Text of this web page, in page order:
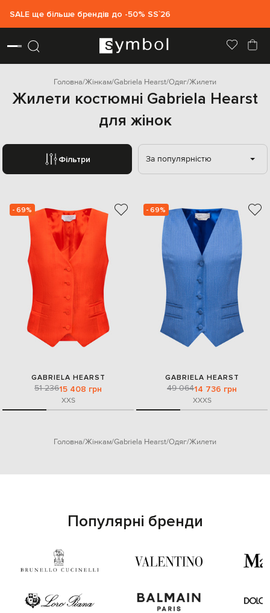
SALE ще більше брендів до -50% SS`26
Головна Жінкам Gabriela Hearst Одяг Жилети
Жилети костюмні Gabriela Hearst
для жінок
Фільтри За популярністю
- 69%
GABRIELA HEARST
51 23615 408 грн
XXS
- 69%
GABRIELA HEARST
49 06414 736 грн
XXXS
Головна Жінкам Gabriela Hearst Одяг Жилети
Популярні бренди